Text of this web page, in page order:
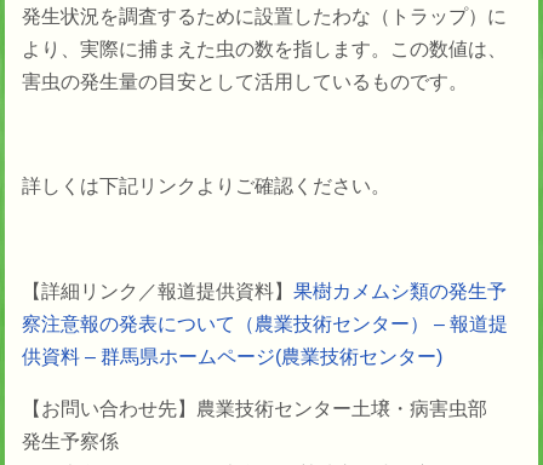
発生状況を調査するために設置したわな（トラップ）に
より、実際に捕まえた虫の数を指します。この数値は、
害虫の発生量の目安として活用しているものです。
詳しくは下記リンクよりご確認ください。
【詳細リンク／報道提供資料】 果樹カメムシ類の発生予
察注意報の発表について（農業技術センター） – 報道提
供資料 – 群馬県ホームページ(農業技術センター)
【お問い合わせ先】 農業技術センター土壌・病害虫部
発生予察係